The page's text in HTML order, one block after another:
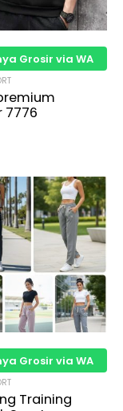
Grosir via WA
7776
Grosir via WA
Training